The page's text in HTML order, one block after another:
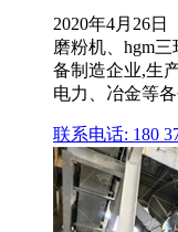
2020年4月26
磨粉机、hgm
备制造企业,生
电力、冶金等
联系电话: 180